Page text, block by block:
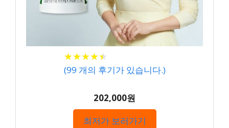
★★★★★
★★★★★
(99 개의 후기가 있습니다.)
202,000원
최저가 보러가기